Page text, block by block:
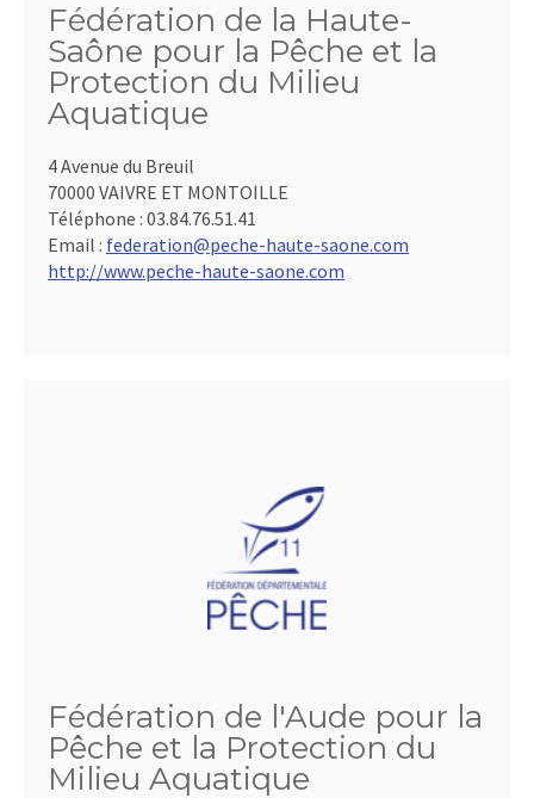
Fédération de la Haute-
Saône pour la Pêche et la
Protection du Milieu
Aquatique
4 Avenue du Breuil
70000 VAIVRE ET MONTOILLE
Téléphone : 03.84.76.51.41
Email : federation@peche-haute-saone.com
http://www.peche-haute-saone.com
Fédération de l'Aude pour la
Pêche et la Protection du
Milieu Aquatique